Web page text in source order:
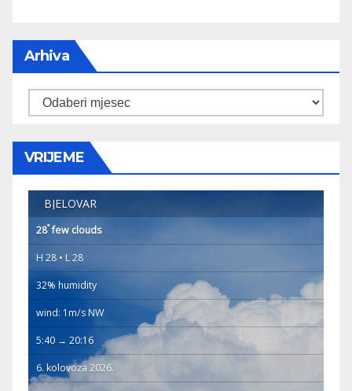
Arhiva
Arhiva
VRIJEME
BJELOVAR
28°few clouds
H 28 • L 28
32% humidity
wind: 1m/s NW
5:40 → 20:16
6. kolovoza 2026.